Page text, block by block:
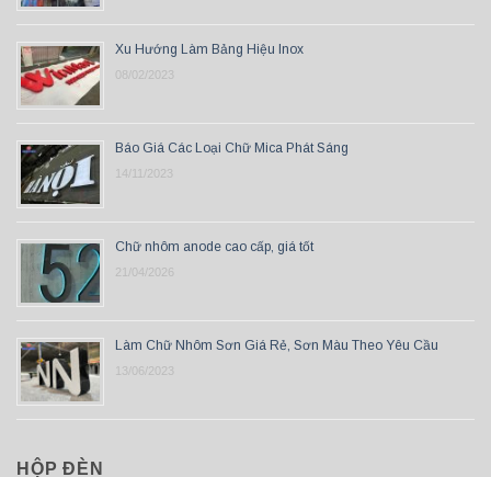
Xu Hướng Làm Bảng Hiệu Inox
08/02/2023
Báo Giá Các Loại Chữ Mica Phát Sáng
14/11/2023
Chữ nhôm anode cao cấp, giá tốt
21/04/2026
Làm Chữ Nhôm Sơn Giá Rẻ, Sơn Màu Theo Yêu Cầu
13/06/2023
HỘP ĐÈN